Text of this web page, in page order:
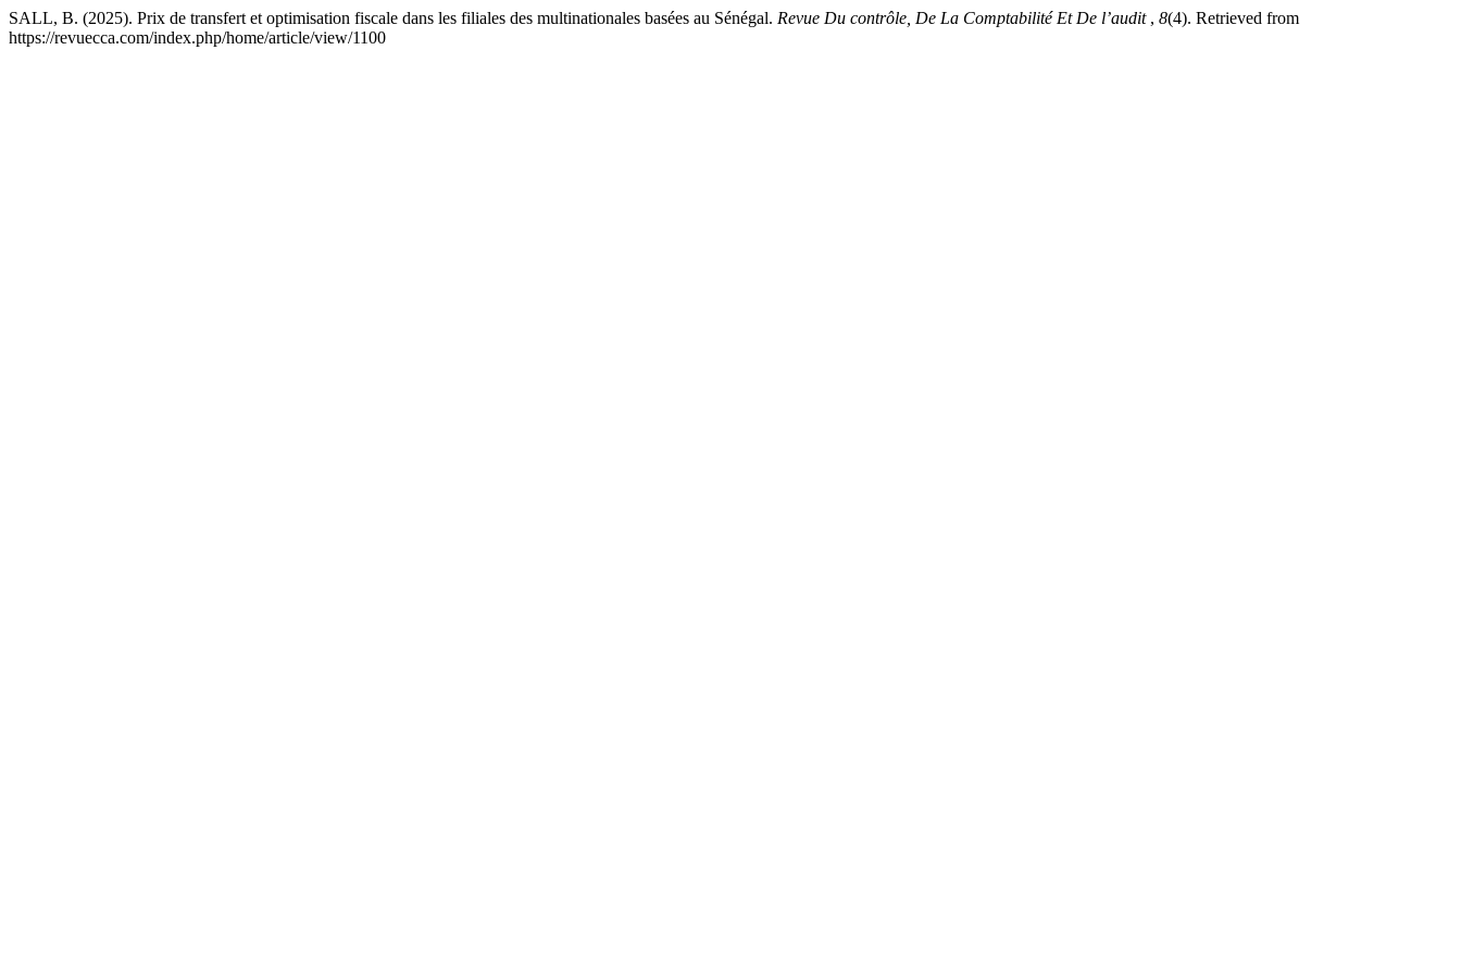
SALL, B. (2025). Prix de transfert et optimisation fiscale dans les filiales des multinationales basées au Sénégal. Revue Du contrôle, De La Comptabilité Et De l’audit , 8(4). Retrieved from
https://revuecca.com/index.php/home/article/view/1100